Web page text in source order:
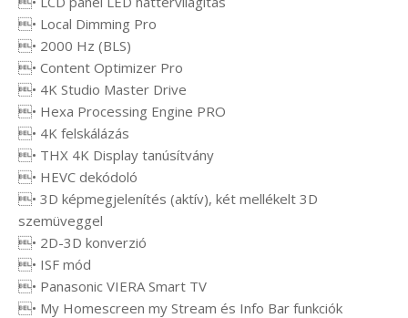
• Local Dimming Pro
• 2000 Hz (BLS)
• Content Optimizer Pro
• 4K Studio Master Drive
• Hexa Processing Engine PRO
• 4K felskálázás
• THX 4K Display tanúsítvány
• HEVC dekódoló
• 3D képmegjelenítés (aktív), két mellékelt 3D
szemüveggel
• 2D-3D konverzió
• ISF mód
• Panasonic VIERA Smart TV
• My Homescreen my Stream és Info Bar funkciók